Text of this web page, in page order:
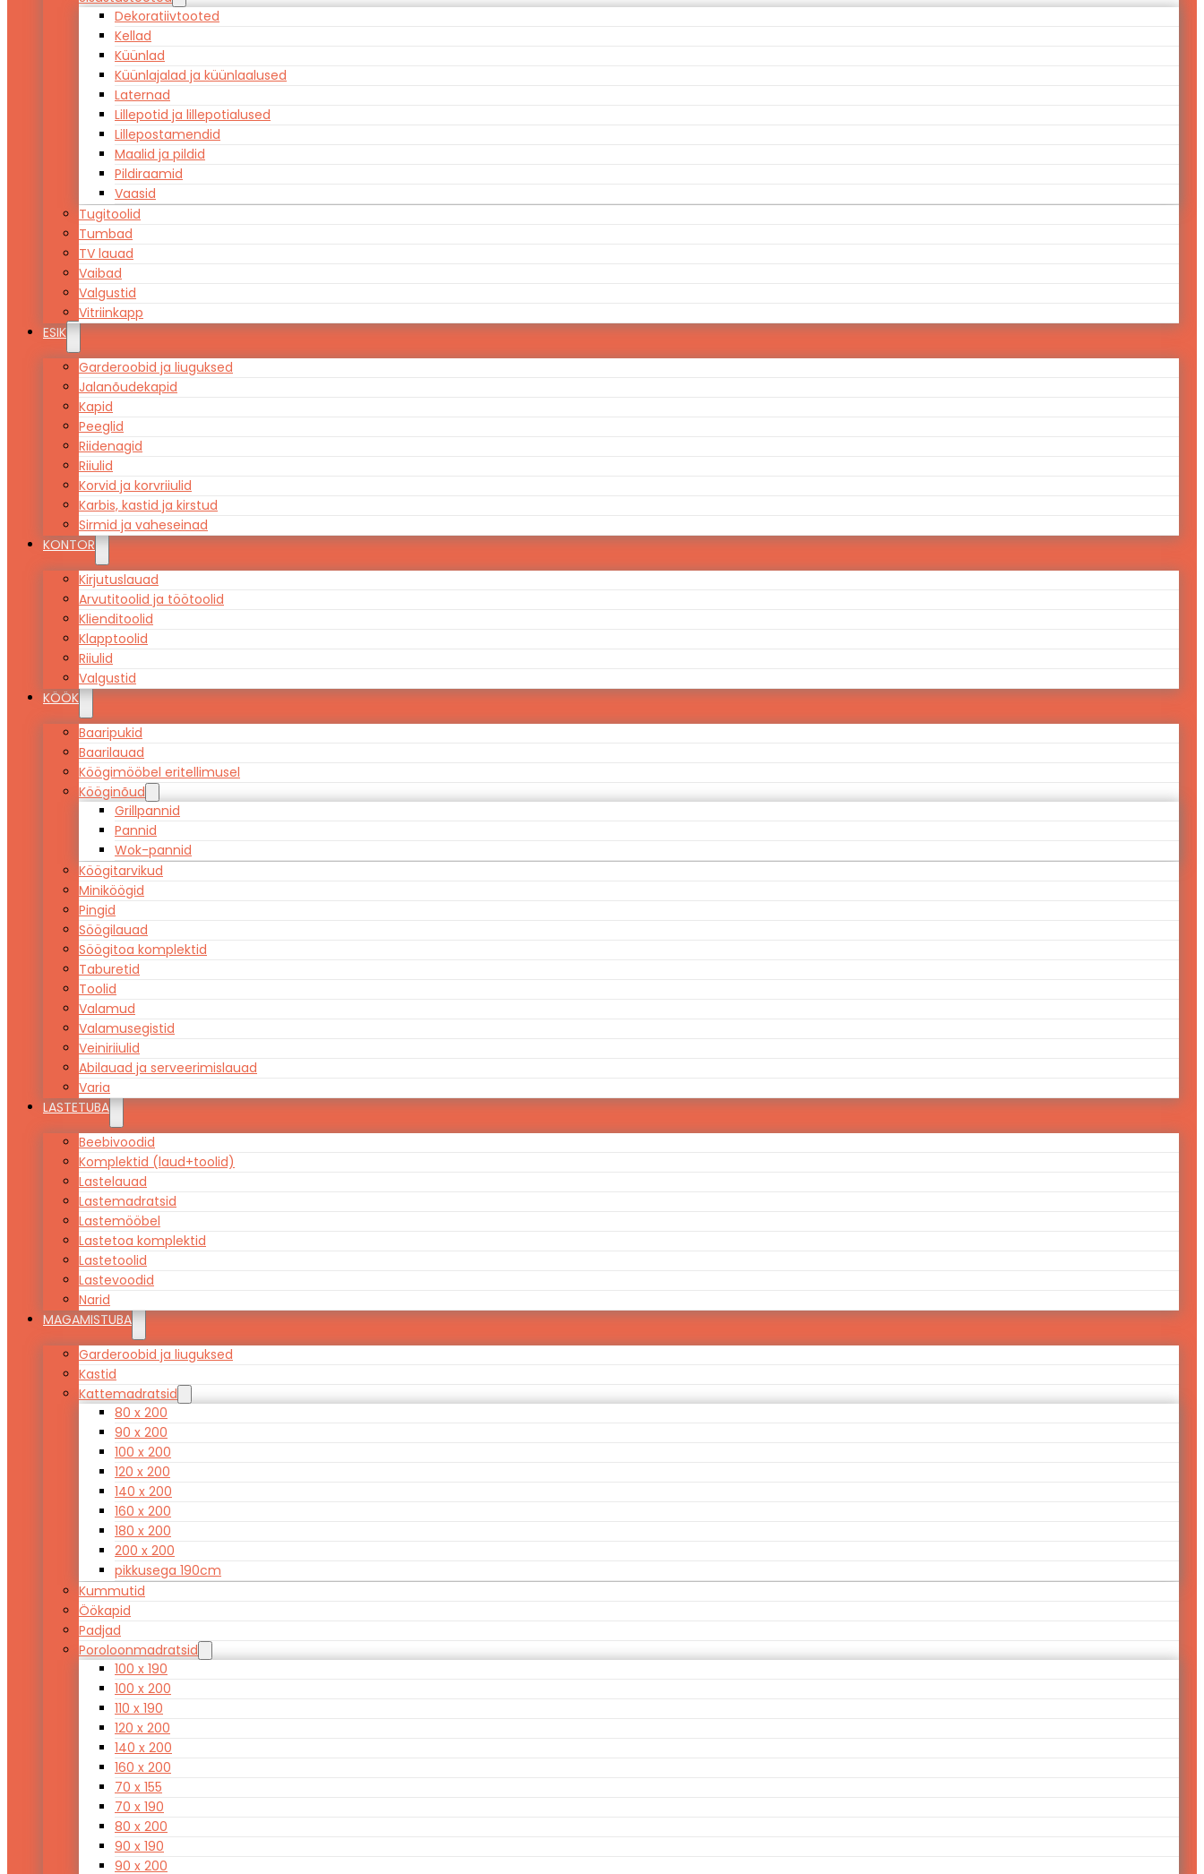
Dekoratiivtooted
Kellad
Küünlad
Küünlajalad ja küünlaalused
Laternad
Lillepotid ja lillepotialused
Lillepostamendid
Maalid ja pildid
Pildiraamid
Vaasid
Tugitoolid
Tumbad
TV lauad
Vaibad
Valgustid
Vitriinkapp
ESIK
Garderoobid ja liuguksed
Jalanõudekapid
Kapid
Peeglid
Riidenagid
Riiulid
Korvid ja korvriiulid
Karbis, kastid ja kirstud
Sirmid ja vaheseinad
KONTOR
Kirjutuslauad
Arvutitoolid ja töötoolid
Klienditoolid
Klapptoolid
Riiulid
Valgustid
KÖÖK
Baaripukid
Baarilauad
Köögimööbel eritellimusel
Kööginõud
Grillpannid
Pannid
Wok-pannid
Köögitarvikud
Miniköögid
Pingid
Söögilauad
Söögitoa komplektid
Taburetid
Toolid
Valamud
Valamusegistid
Veiniriiulid
Abilauad ja serveerimislauad
Varia
LASTETUBA
Beebivoodid
Komplektid (laud+toolid)
Lastelauad
Lastemadratsid
Lastemööbel
Lastetoa komplektid
Lastetoolid
Lastevoodid
Narid
MAGAMISTUBA
Garderoobid ja liuguksed
Kastid
Kattemadratsid
80 x 200
90 x 200
100 x 200
120 x 200
140 x 200
160 x 200
180 x 200
200 x 200
pikkusega 190cm
Kummutid
Öökapid
Padjad
Poroloonmadratsid
100 x 190
100 x 200
110 x 190
120 x 200
140 x 200
160 x 200
70 x 155
70 x 190
80 x 200
90 x 190
90 x 200